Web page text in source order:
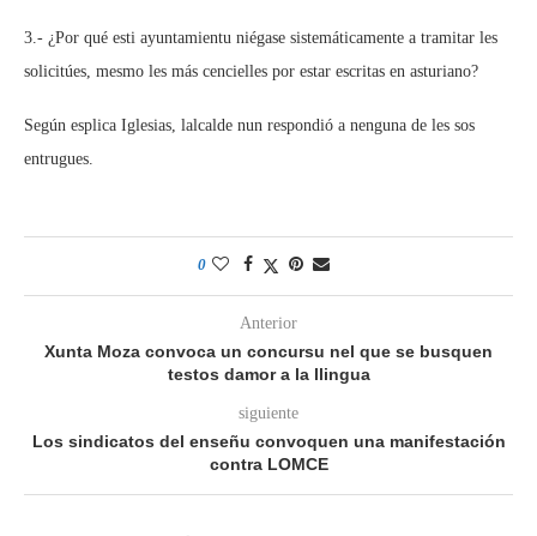
3.- ¿Por qué esti ayuntamientu niégase sistemáticamente a tramitar les
solicitúes, mesmo les más cencielles por estar escritas en asturiano?
Según esplica Iglesias, lalcalde nun respondió a nenguna de les sos
entrugues.
0
Anterior
Xunta Moza convoca un concursu nel que se busquen
testos damor a la llingua
siguiente
Los sindicatos del enseñu convoquen una manifestación
contra LOMCE